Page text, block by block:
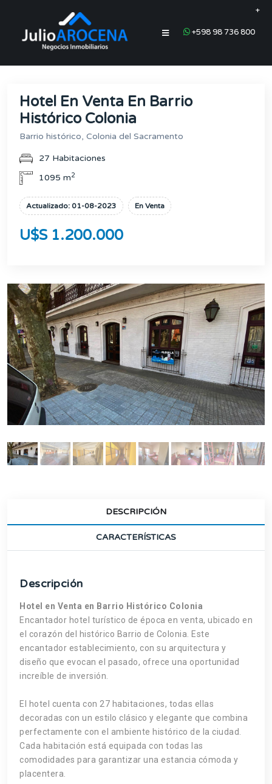
+598 98 736 800
+
Hotel En Venta En Barrio
Histórico Colonia
Barrio histórico, Colonia del Sacramento
27 Habitaciones
1095 m2
Actualizado: 01-08-2023 En Venta
U$S 1.200.000
DESCRIPCIÓN
CARACTERÍSTICAS
Descripción
Hotel en Venta en Barrio Histórico Colonia
Encantador hotel turístico de época en venta, ubicado en
el corazón del histórico Barrio de Colonia. Este
encantador establecimiento, con su arquitectura y
diseño que evocan el pasado, ofrece una oportunidad
increíble de inversión.
El hotel cuenta con 27 habitaciones, todas ellas
decoradas con un estilo clásico y elegante que combina
perfectamente con el ambiente histórico de la ciudad.
Cada habitación está equipada con todas las
comodidades para garantizar una estancia cómoda y
placentera.